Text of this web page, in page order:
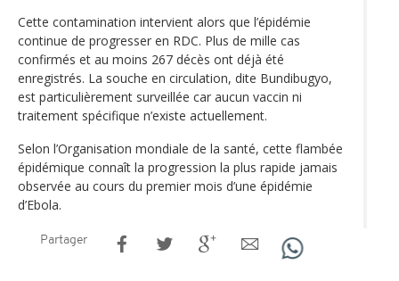
Cette contamination intervient alors que l’épidémie
continue de progresser en RDC. Plus de mille cas
confirmés et au moins 267 décès ont déjà été
enregistrés. La souche en circulation, dite Bundibugyo,
est particulièrement surveillée car aucun vaccin ni
traitement spécifique n’existe actuellement.
Selon l’Organisation mondiale de la santé, cette flambée
épidémique connaît la progression la plus rapide jamais
observée au cours du premier mois d’une épidémie
d’Ebola.
Partager